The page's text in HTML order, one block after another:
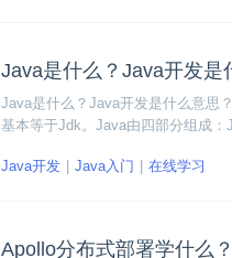
Java是什么？Java开发是
Java是什么？Java开发是什么意思
基本等于Jdk。Java由四部分组成
ava API)。
Java开发 Java入门 在线学习
Apollo分布式部署学什么